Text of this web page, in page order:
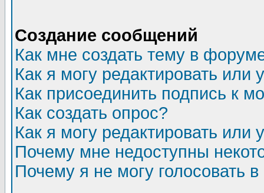
Создание сообщений
Как мне создать тему в
Как я могу редактировать или
Как присоединить подпись к
Как создать опрос?
Как я могу редактировать или
Почему мне недоступны
Почему я не могу голосовать